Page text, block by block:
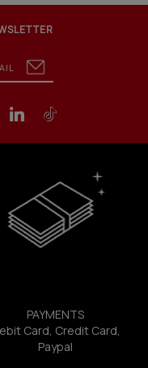
PAYMENTS
Card, Credit Card,
Paypal